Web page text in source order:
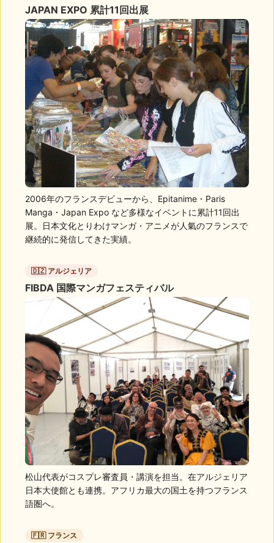
JAPAN EXPO 累計11回出展
2006年のフランスデビューから、Epitanime・Paris
Manga・Japan Expo など多様なイベントに累計11回出
展。日本文化とりわけマンガ・アニメが人氣のフランスで
継続的に発信してきた実績。
🇩🇿 アルジェリア
FIBDA 国際マンガフェスティバル
松山代表がコスプレ審査員・講演を担当。在アルジェリア
日本大使館とも連携。アフリカ最大の国土を持つフランス
語圏へ。
🇫🇷 フランス